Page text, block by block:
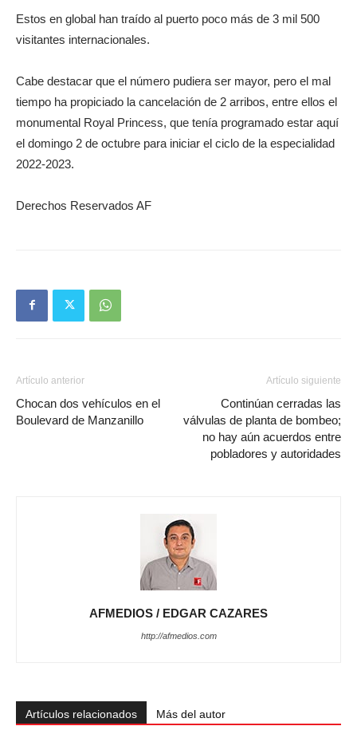
Estos en global han traído al puerto poco más de 3 mil 500
visitantes internacionales.
Cabe destacar que el número pudiera ser mayor, pero el mal
tiempo ha propiciado la cancelación de 2 arribos, entre ellos el
monumental Royal Princess, que tenía programado estar aquí
el domingo 2 de octubre para iniciar el ciclo de la especialidad
2022-2023.
Derechos Reservados AF
Artículo anterior
Chocan dos vehículos en el
Boulevard de Manzanillo
Artículo siguiente
Continúan cerradas las
válvulas de planta de bombeo;
no hay aún acuerdos entre
pobladores y autoridades
AFMEDIOS / EDGAR CAZARES
http://afmedios.com
Artículos relacionados Más del autor